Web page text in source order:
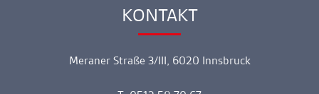
Ankerlink
KONTAKT
Meraner Straße 3/III, 6020 Innsbruck